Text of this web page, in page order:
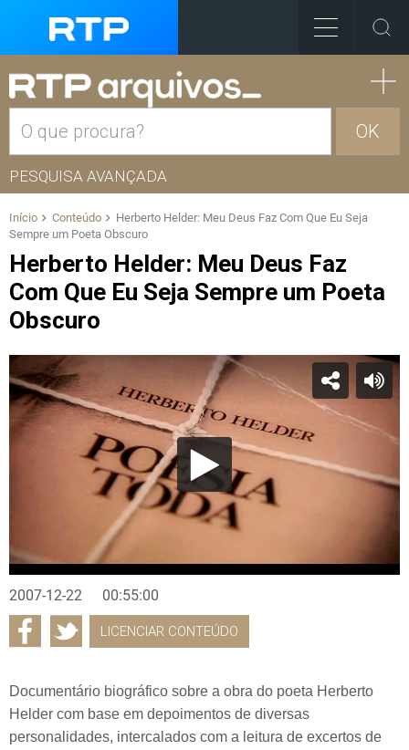
OK
PESQUISA AVANÇADA
Início Conteúdo
Herberto Helder: Meu Deus Faz Com Que Eu Seja
Sempre um Poeta Obscuro
Herberto Helder: Meu Deus Faz
Com Que Eu Seja Sempre um Poeta
Obscuro
2007-12-22 00:55:00
LICENCIAR CONTEÚDO
Documentário biográfico sobre a obra do poeta Herberto
Helder com base em depoimentos de diversas
personalidades, intercalados com a leitura de excertos de